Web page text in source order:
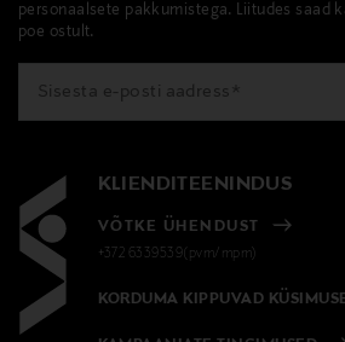
personaalsete pakkumistega. Liitudes saad
poe ostult.
KLIENDITEENINDUS
VÕTKE ÜHENDUST
+372 6339539(pvm/mpm)
KORDUMA KIPPUVAD